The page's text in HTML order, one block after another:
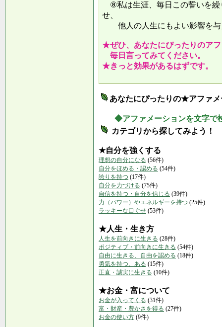
⑧私は生涯、毎日この誓いを繰
せ、
他人の人生にもよい影響
★ぜひ、あなたにぴったりのア
毎日言ってみてください。
★きっと効果があるはずです。
あなたにぴったりの★アファ
◆アファメーションを文字で
カテゴリから探してみよう！
★自分を強くする
理想の自分になる (56件)
自分をほめる・認める (54件)
誇りを持つ (17件)
自分を力づける (75件)
自信を持つ・自分を信じる (39件)
力（パワー）やエネルギーを持つ (25件)
ラッキーな口ぐせ (53件)
★人生・生き方
人生を前向きに生きる (28件)
ポジティブ・前向きに生きる (54件)
自由に生きる、自由を認める (18件)
勇気を持つ、ある (15件)
正直・誠実に生きる (10件)
★お金・富について
お金が入ってくる (31件)
富・財産・豊かさを得る (27件)
お金の使い方 (9件)